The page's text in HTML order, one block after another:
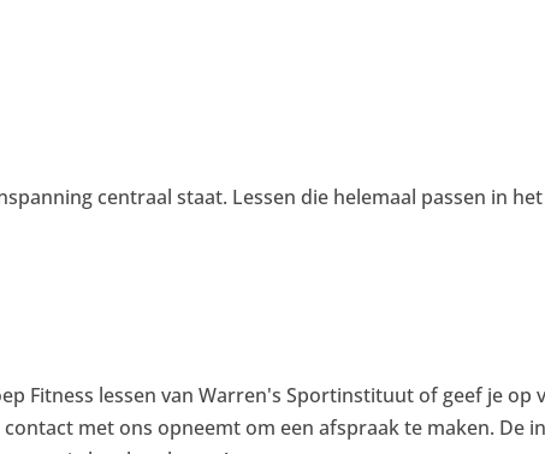
centraal staat. Lessen die helemaal passen in
Fitness lessen van Warren's Sportinstituut of geef je
met ons opneemt om een afspraak te maken. De